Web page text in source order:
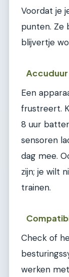
Voordat je
punten. Ze
blijvertje
Een
frustreert.
8 uur
sensoren
dag mee.
zijn; je wilt
trainen.
Check of
werken